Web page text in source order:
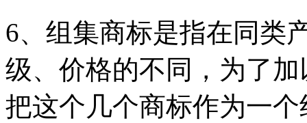
6、组集商标是指在同类
级、价格的不同，为了
把这个几个商标作为一